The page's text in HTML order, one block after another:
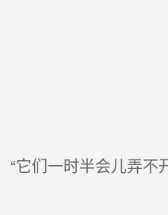
它们一时半会儿弄不